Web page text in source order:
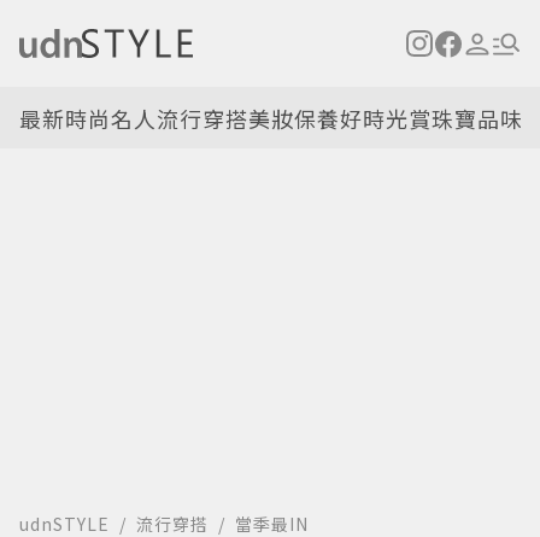
最新時尚名人流行穿搭美妝保養好時光賞珠寶品味
udnSTYLE 流行穿搭 當季最IN